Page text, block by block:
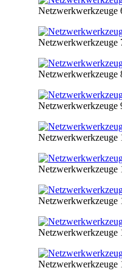
Netzwerkwerkzeuge
Netzwerkwerkzeuge
Netzwerkwerkzeuge
Netzwerkwerkzeuge
Netzwerkwerkzeuge
Netzwerkwerkzeuge
Netzwerkwerkzeuge
Netzwerkwerkzeuge
Netzwerkwerkzeuge